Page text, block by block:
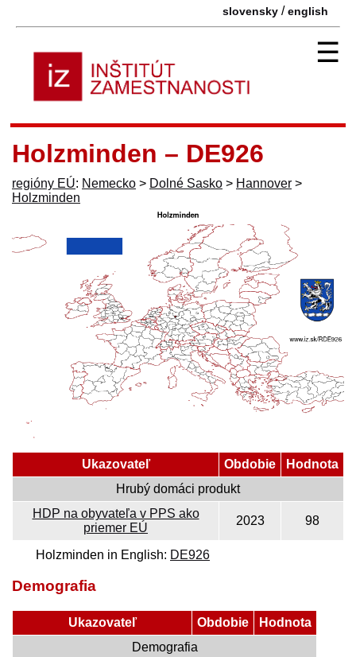
slovensky /english
☰
Holzminden – DE926
regióny EÚ: Nemecko > Dolné Sasko > Hannover >
Holzminden
Ukazovateľ Obdobie
Hodnota
Hrubý domáci produkt
HDP na obyvateľa v PPS ako
priemer EÚ
2023 98
Holzminden in English: DE926
Demografia
Ukazovateľ Obdobie
Hodnota
Demografia